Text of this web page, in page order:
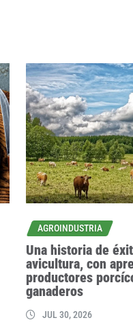
AGROINDUSTRIA
Una historia de
avicultura, con
productores
ganaderos
JUL 30, 2026